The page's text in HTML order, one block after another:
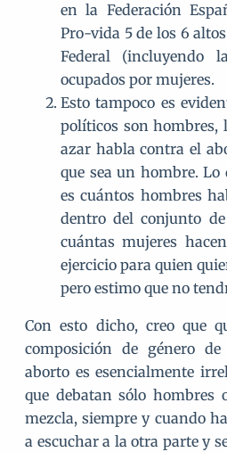
en la Federación
Pro-vida 5 de los 6
Federal (incluyendo
ocupados por mujeres.
Esto tampoco es
políticos son hombres,
azar habla contra el
que sea un hombre.
es cuántos hombres
dentro del conjunto
cuántas mujeres
ejercicio para quien
pero estimo que no
Con esto dicho, creo que
composición de género
aborto es esencialmente
que debatan sólo hombres
mezcla, siempre y cuando
a escuchar a la otra parte y